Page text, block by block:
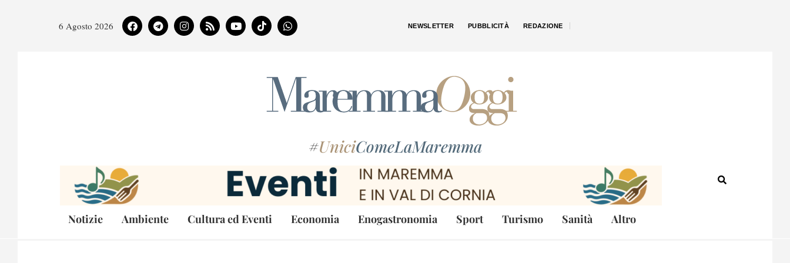
6 Agosto 2026 NEWSLETTER PUBBLICITÀ REDAZIONE
#UniciComeLaMaremma
Notizie Ambiente Cultura ed Eventi Economia Enogastronomia Sport Turismo Sanità Altro